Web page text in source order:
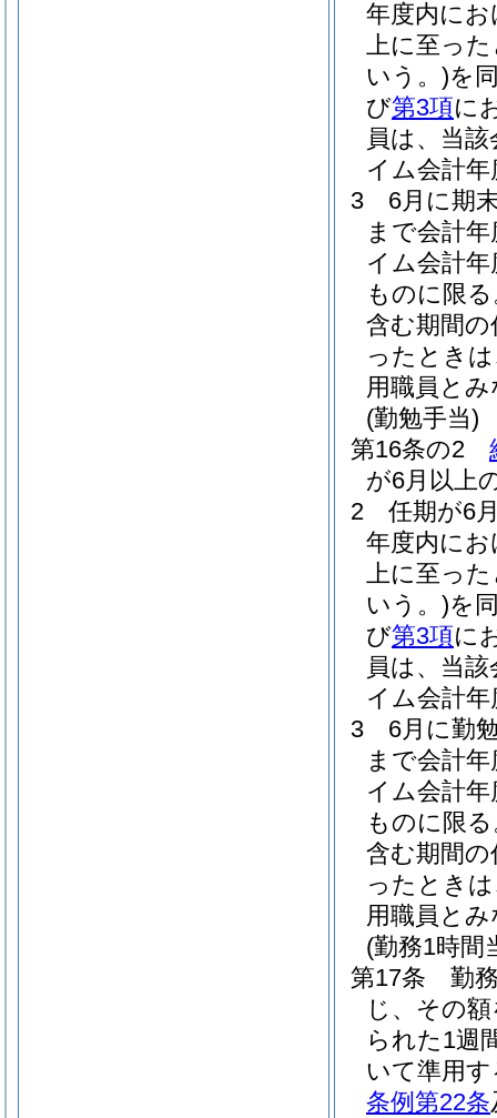
年度内に
上に至っ
いう。)を
び第3項に
員は、当
イム会計
3
6月に期
まで会計
イム会計
ものに限
含む期間
ったとき
用職員と
(勤勉手当)
第16条の2
が6月以上
2
任期が6
年度内に
上に至っ
いう。)を
び第3項に
員は、当
イム会計
3
6月に勤
まで会計
イム会計
ものに限
含む期間
ったとき
用職員と
(勤務1時間
第17条
勤
じ、その
られた1週
いて準用
条例第22条